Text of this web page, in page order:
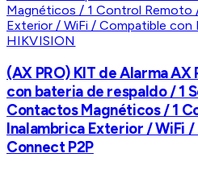
HIKVISION
(AX PRO) KIT de Alarma AX
con bateria de respaldo / 1
Contactos Magnéticos / 1
Inalambrica Exterior / WiFi
Connect P2P